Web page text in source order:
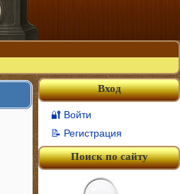
Вход
🔐 Войти
📝 Регистрация
Поиск по сайту